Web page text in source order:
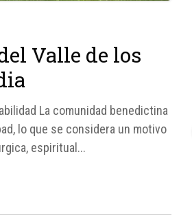
Valle de los
La comunidad benedictina
lo que se considera un motivo
espiritual...